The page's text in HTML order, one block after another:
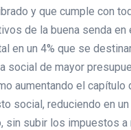
y que cumple con
de la buena senda en
en un 4% que se
social de mayor
aumentando el capítulo
social, reduciendo en
sin subir los impuestos a